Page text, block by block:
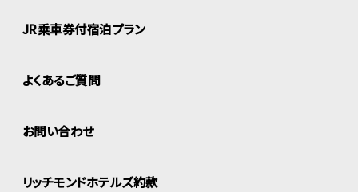
JR乗車券付宿泊プラン
よくあるご質問
お問い合わせ
リッチモンドホテルズ約款